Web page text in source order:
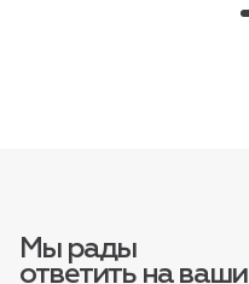
Мы рады
ответить на ваши